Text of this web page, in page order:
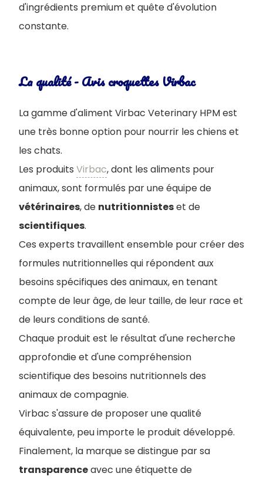
d'ingrédients premium et quête d'évolution
constante.
La qualité - Avis croquettes Virbac
La gamme d'aliment Virbac Veterinary HPM est
une très bonne option pour nourrir les chiens et
les chats.
Les produits Virbac, dont les aliments pour
animaux, sont formulés par une équipe de
vétérinaires, de nutritionnisteset de
scientifiques.
Ces experts travaillent ensemble pour créer des
formules nutritionnelles qui répondent aux
besoins spécifiques des animaux, en tenant
compte de leur âge, de leur taille, de leur race et
de leurs conditions de santé.
Chaque produit est le résultat d'une recherche
approfondie et d'une compréhension
scientifique des besoins nutritionnels des
animaux de compagnie.
Virbac s'assure de proposer une qualité
équivalente, peu importe le produit développé.
Finalement, la marque se distingue par sa
transparenceavec une étiquette de